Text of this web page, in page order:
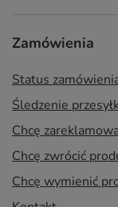
Zamówienia
Status
Śledzenie
Chcę
Chcę zwrócić
Chcę wymienić